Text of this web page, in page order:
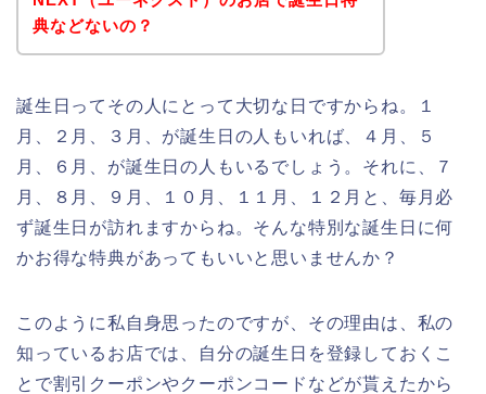
典などないの？
誕生日ってその人にとって大切な日ですからね。１
月、２月、３月、が誕生日の人もいれば、４月、５
月、６月、が誕生日の人もいるでしょう。それに、７
月、８月、９月、１０月、１１月、１２月と、毎月必
ず誕生日が訪れますからね。そんな特別な誕生日に何
かお得な特典があってもいいと思いませんか？
このように私自身思ったのですが、その理由は、私の
知っているお店では、自分の誕生日を登録しておくこ
とで割引クーポンやクーポンコードなどが貰えたから